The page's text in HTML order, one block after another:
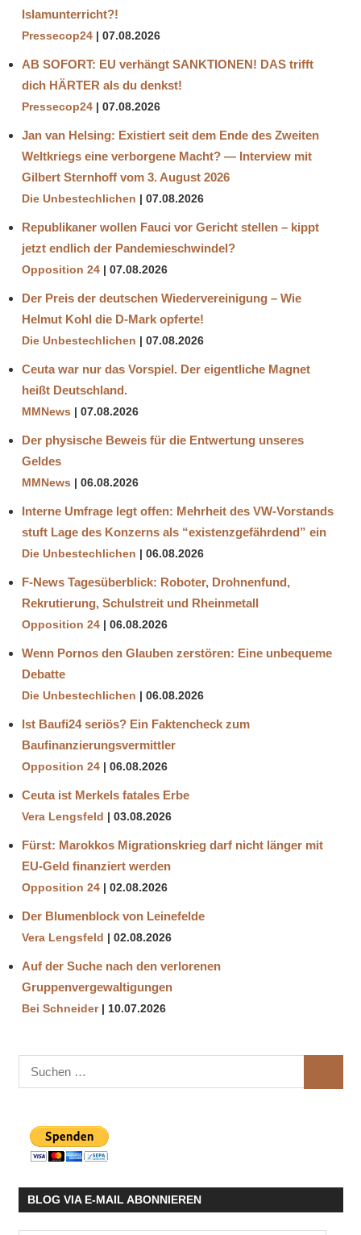
Islamunterricht?!
Pressecop24 07.08.2026
AB SOFORT: EU verhängt SANKTIONEN! DAS trifft
dich HÄRTER als du denkst!
Pressecop24 07.08.2026
Jan van Helsing: Existiert seit dem Ende des Zweiten
Weltkriegs eine verborgene Macht? — Interview mit
Gilbert Sternhoff vom 3. August 2026
Die Unbestechlichen 07.08.2026
Republikaner wollen Fauci vor Gericht stellen – kippt
jetzt endlich der Pandemieschwindel?
Opposition 24 07.08.2026
Der Preis der deutschen Wiedervereinigung – Wie
Helmut Kohl die D‑Mark opferte!
Die Unbestechlichen 07.08.2026
Ceuta war nur das Vorspiel. Der eigentliche Magnet
heißt Deutschland.
MMNews 07.08.2026
Der physische Beweis für die Entwertung unseres
Geldes
MMNews 06.08.2026
Interne Umfrage legt offen: Mehrheit des VW-Vorstands
stuft Lage des Konzerns als “existenzgefährdend” ein
Die Unbestechlichen 06.08.2026
F-News Tagesüberblick: Roboter, Drohnenfund,
Rekrutierung, Schulstreit und Rheinmetall
Opposition 24 06.08.2026
Wenn Pornos den Glauben zerstören: Eine unbequeme
Debatte
Die Unbestechlichen 06.08.2026
Ist Baufi24 seriös? Ein Faktencheck zum
Baufinanzierungsvermittler
Opposition 24 06.08.2026
Ceuta ist Merkels fatales Erbe
Vera Lengsfeld 03.08.2026
Fürst: Marokkos Migrationskrieg darf nicht länger mit
EU-Geld finanziert werden
Opposition 24 02.08.2026
Der Blumenblock von Leinefelde
Vera Lengsfeld 02.08.2026
Auf der Suche nach den verlorenen
Gruppenvergewaltigungen
Bei Schneider 10.07.2026
Suchen
nach:
BLOG VIA E-MAIL ABONNIEREN